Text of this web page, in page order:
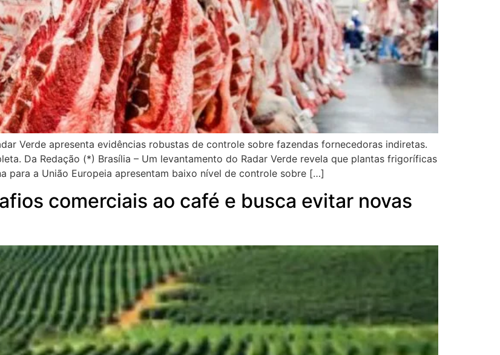
Verde apresenta evidências robustas de controle sobre fazendas fornecedoras indiretas.
Da Redação (*) Brasília – Um levantamento do Radar Verde revela que plantas frigoríficas
para a União Europeia apresentam baixo nível de controle sobre […]
comerciais ao café e busca evitar novas